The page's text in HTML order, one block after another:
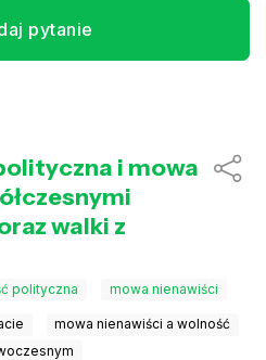
pytanie
i mowa
walki z
polityczna mowa nienawiści
mowa nienawiści a wolność